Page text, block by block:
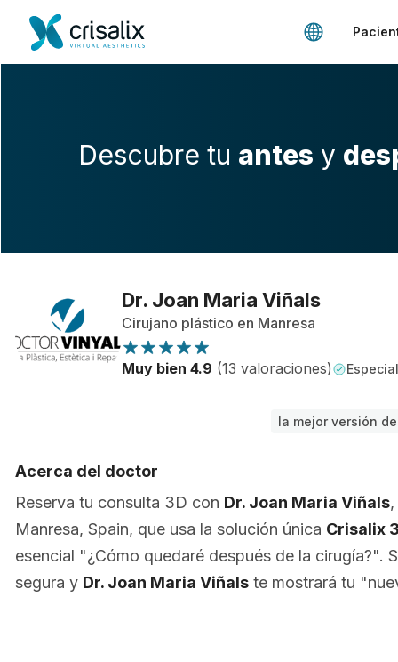
Descubre tu antes y
Dr. Joan Maria Viñals
Cirujano plástico en Manresa
Muy bien 4.9 (13 valoraciones)
la mejor versión
Acerca del doctor
Reserva tu consulta 3D con Dr. Joan Maria Viñals
Manresa, Spain, que usa la solución única Crisalix
esencial "¿Cómo quedaré después de la cirugía?".
segura y Dr. Joan Maria Viñals te mostrará tu